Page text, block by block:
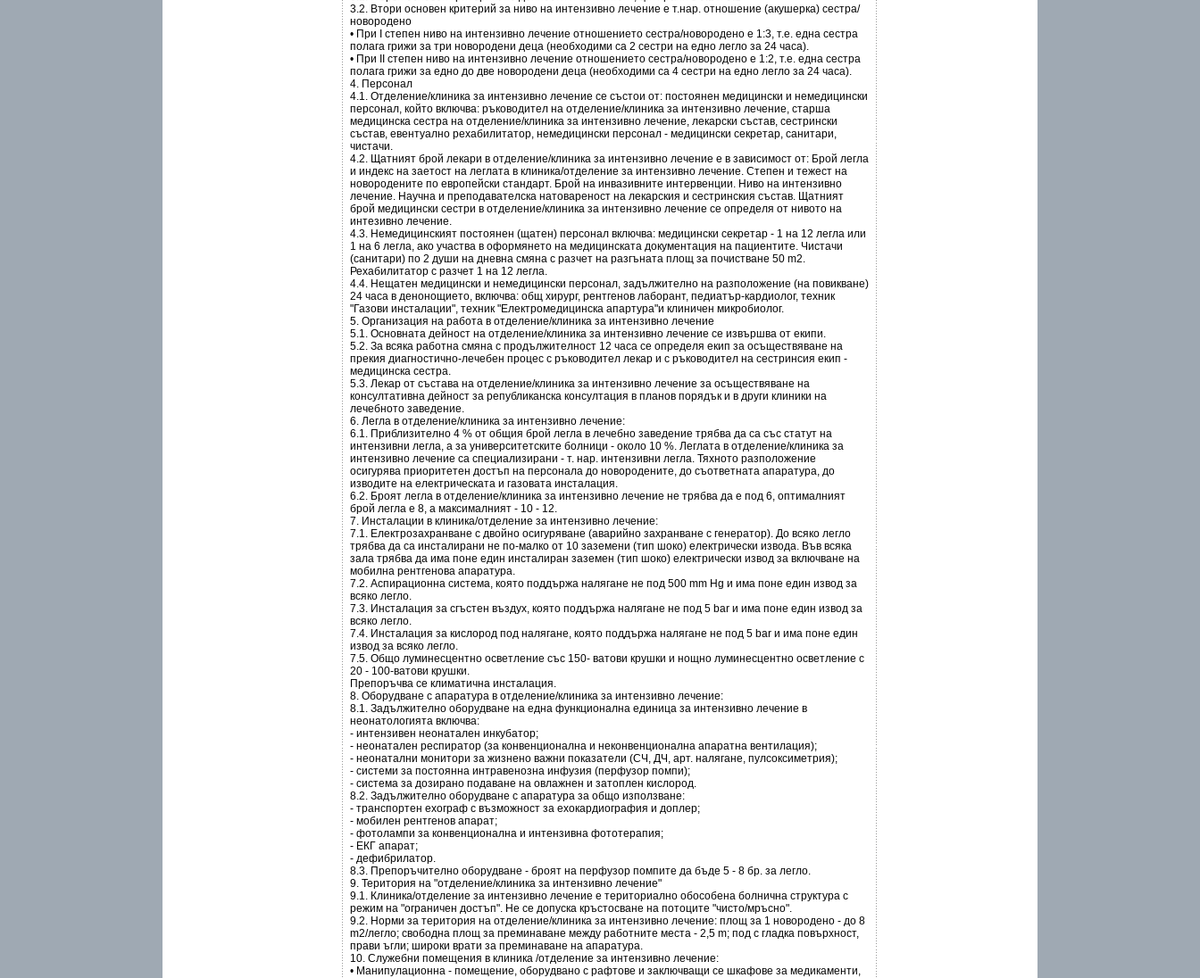
3.2. Втори основен критерий за ниво на интензивно лечение е т.нар. отношение (акушерка) сестра/
новородено
• При I степен ниво на интензивно лечение отношението сестра/новородено е 1:3, т.е. една сестра
полага грижи за три новородени деца (необходими са 2 сестри на едно легло за 24 часа).
• При II степен ниво на интензивно лечение отношението сестра/новородено е 1:2, т.е. една сестра
полага грижи за едно до две новородени деца (необходими са 4 сестри на едно легло за 24 часа).
4. Персонал
4.1. Отделение/клиника за интензивно лечение се състои от: постоянен медицински и немедицински
персонал, който включва: ръководител на отделение/клиника за интензивно лечение, старша
медицинска сестра на отделение/клиника за интензивно лечение, лекарски състав, сестрински
състав, евентуално рехабилитатор, немедицински персонал - медицински секретар, санитари,
чистачи.
4.2. Щатният брой лекари в отделение/клиника за интензивно лечение е в зависимост от: Брой легла
и индекс на заетост на леглата в клиника/отделение за интензивно лечение. Степен и тежест на
новородените по европейски стандарт. Брой на инвазивните интервенции. Ниво на интензивно
лечение. Научна и преподавателска натовареност на лекарския и сестринския състав. Щатният
брой медицински сестри в отделение/клиника за интензивно лечение се определя от нивото на
интезивно лечение.
4.3. Немедицинският постоянен (щатен) персонал включва: медицински секретар - 1 на 12 легла или
1 на 6 легла, ако участва в оформянето на медицинската документация на пациентите. Чистачи
(санитари) по 2 души на дневна смяна с разчет на разгъната площ за почистване 50 m2.
Рехабилитатор с разчет 1 на 12 легла.
4.4. Нещатен медицински и немедицински персонал, задължително на разположение (на повикване)
24 часа в денонощието, включва: общ хирург, рентгенов лаборант, педиатър-кардиолог, техник
"Газови инсталации", техник "Електромедицинска апартура"и клиничен микробиолог.
5. Организация на работа в отделение/клиника за интензивно лечение
5.1. Основната дейност на отделение/клиника за интензивно лечение се извършва от екипи.
5.2. За всяка работна смяна с продължителност 12 часа се определя екип за осъществяване на
прекия диагностично-лечебен процес с ръководител лекар и с ръководител на сестринсия екип -
медицинска сестра.
5.3. Лекар от състава на отделение/клиника за интензивно лечение за осъществяване на
консултативна дейност за републиканска консултация в планов порядък и в други клиники на
лечебното заведение.
6. Легла в отделение/клиника за интензивно лечение:
6.1. Приблизително 4 % от общия брой легла в лечебно заведение трябва да са със статут на
интензивни легла, а за университетските болници - около 10 %. Леглата в отделение/клиника за
интензивно лечение са специализирани - т. нар. интензивни легла. Тяхното разположение
осигурява приоритетен достъп на персонала до новородените, до съответната апаратура, до
изводите на електрическата и газовата инсталация.
6.2. Броят легла в отделение/клиника за интензивно лечение не трябва да е под 6, оптималният
брой легла е 8, а максималният - 10 - 12.
7. Инсталации в клиника/отделение за интензивно лечение:
7.1. Електрозахранване с двойно осигуряване (аварийно захранване с генератор). До всяко легло
трябва да са инсталирани не по-малко от 10 заземени (тип шоко) електрически извода. Във всяка
зала трябва да има поне един инсталиран заземен (тип шоко) електрически извод за включване на
мобилна рентгенова апаратура.
7.2. Аспирационна система, която поддържа налягане не под 500 mm Hg и има поне един извод за
всяко легло.
7.3. Инсталация за сгъстен въздух, която поддържа налягане не под 5 bar и има поне един извод за
всяко легло.
7.4. Инсталация за кислород под налягане, която поддържа налягане не под 5 bar и има поне един
извод за всяко легло.
7.5. Общо луминесцентно осветление със 150- ватови крушки и нощно луминесцентно осветление с
20 - 100-ватови крушки.
Препоръчва се климатична инсталация.
8. Оборудване с апаратура в отделение/клиника за интензивно лечение:
8.1. Задължително оборудване на една функционална единица за интензивно лечение в
неонатологията включва:
- интензивен неонатален инкубатор;
- неонатален респиратор (за конвенционална и неконвенционална апаратна вентилация);
- неонатални монитори за жизнено важни показатели (СЧ, ДЧ, арт. налягане, пулсоксиметрия);
- системи за постоянна интравенозна инфузия (перфузор помпи);
- система за дозирано подаване на овлажнен и затоплен кислород.
8.2. Задължително оборудване с апаратура за общо използване:
- транспортен ехограф с възможност за ехокардиография и доплер;
- мобилен рентгенов апарат;
- фотолампи за конвенционална и интензивна фототерапия;
- ЕКГ апарат;
- дефибрилатор.
8.3. Препоръчително оборудване - броят на перфузор помпите да бъде 5 - 8 бр. за легло.
9. Територия на "отделение/клиника за интензивно лечение"
9.1. Клиника/отделение за интензивно лечение е териториално обособена болнична структура с
режим на "ограничен достъп". Не се допуска кръстосване на потоците "чисто/мръсно".
9.2. Норми за територия на отделение/клиника за интензивно лечение: площ за 1 новородено - до 8
m2/легло; свободна площ за преминаване между работните места - 2,5 m; под с гладка повърхност,
прави ъгли; широки врати за преминаване на апаратура.
10. Служебни помещения в клиника /отделение за интензивно лечение:
• Манипулационна - помещение, оборудвано с рафтове и заключващи се шкафове за медикаменти,